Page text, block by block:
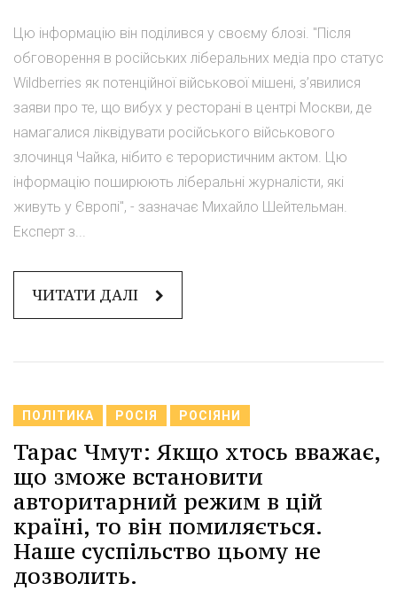
Цю інформацію він поділився у своєму блозі. "Після
обговорення в російських ліберальних медіа про статус
Wildberries як потенційної військової мішені, з’явилися
заяви про те, що вибух у ресторані в центрі Москви, де
намагалися ліквідувати російського військового
злочинця Чайка, нібито є терористичним актом. Цю
інформацію поширюють ліберальні журналісти, які
живуть у Європі", - зазначає Михайло Шейтельман.
Експерт з...
ЧИТАТИ ДАЛІ
ПОЛІТИКА РОСІЯ РОСІЯНИ
Тарас Чмут: Якщо хтось вважає,
що зможе встановити
авторитарний режим в цій
країні, то він помиляється.
Наше суспільство цьому не
дозволить.